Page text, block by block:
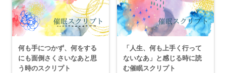
何も手につかず、何をする
にも面倒さくさいなあと思
う時のスクリプト
「人生、何も上手く行って
ないなあ」と感じる時に読
む催眠スクリプト